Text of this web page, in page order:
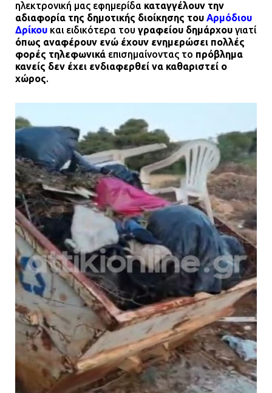
ηλεκτρονική μας εφημερίδα καταγγέλουν την
αδιαφορία της δημοτικής διοίκησης του Αρμόδιου
Δρίκου και ειδικότερα του γραφείου δημάρχου γιατί
όπως αναφέρουν ενώ έχουν ενημερώσει πολλές
φορές τηλεφωνικά επισημαίνοντας το πρόβλημα
κανείς δεν έχει ενδιαφερθεί να καθαριστεί ο
χώρος.